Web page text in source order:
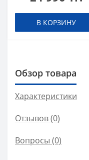
В КОРЗИНУ
Обзор товара
Характеристики
Отзывов (0)
Вопросы (0)